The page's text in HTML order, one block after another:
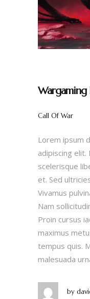
Wargaming
Call Of War
Lorem ipsum
adipiscing elit.
scelerisque
et. Sed
Vivamus
Nam
Proin cursus
maximus
tempus quis.
malesuada
by